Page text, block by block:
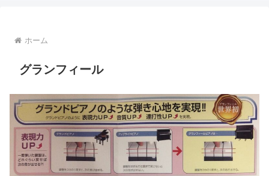
ホーム
グランフィール